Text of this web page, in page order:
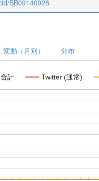
BB09140928
変動（月別） 分布
合計 Twitter (通常)